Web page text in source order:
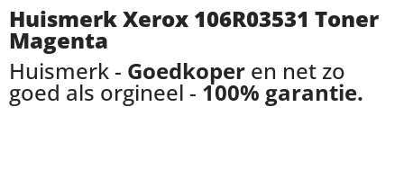
Huismerk Xerox 106R03531 Toner
Magenta
Huismerk - Goedkoper en net zo
goed als orgineel - 100% garantie.